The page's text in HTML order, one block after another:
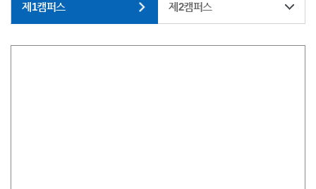
제1캠퍼스 제2캠퍼스